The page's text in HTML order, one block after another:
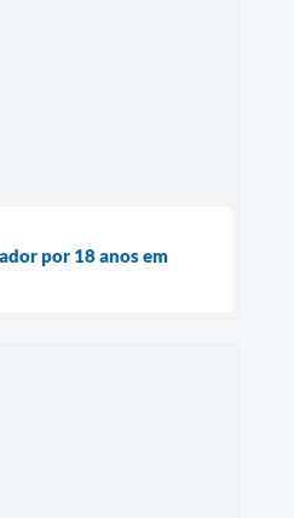
por 18 anos em